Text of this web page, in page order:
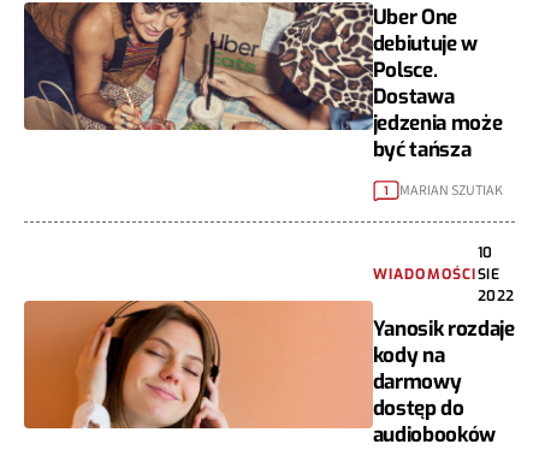
Uber One
debiutuje w
Polsce.
Dostawa
jedzenia może
być tańsza
1 MARIAN SZUTIAK
WIADOMOŚCI
10
SIE
2022
Yanosik rozdaje
kody na
darmowy
dostęp do
audiobooków